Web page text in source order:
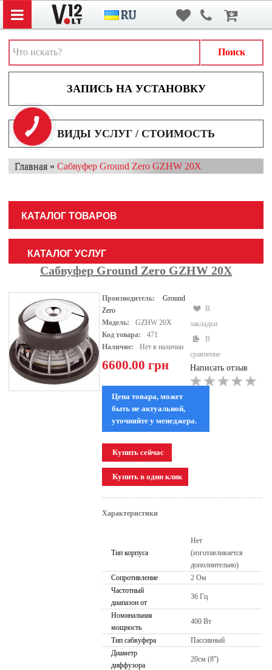
Поиск
ВИДЫ УСЛУГ / СТОИМОСТЬ
Вход/Регистрация
АВТОЗВУК
АКСЕССУАРЫ И ДОПОЛНИТЕЛЬНОЕ ОБОРУДОВАНИЕ
ВИДЕОРЕГИСТРАТОРЫ
МУЛЬТИМЕДИА
НАВИГАТОРЫ
ПАРКОВОЧНЫЕ СИСТЕМЫ
ТОНИРОВАНИЕ / БРОНИРОВАНИЕ
Главная » Сабвуфер Ground Zero GZHW 20X
КАТАЛОГ ТОВАРОВ
КАТАЛОГ УСЛУГ
Сабвуфер Ground Zero GZHW 20X
Производитель:
Ground
Zero
Модель:
GZHW 20X
Код товара:
471
Наличие:
Нет в наличии
6600.00 грн
Цена товара, может
быть не актуальной,
уточняйте у менеджера.
В
закладки
В
сравнение
Написать отзыв
Характеристики
Тип корпуса
Нет
(изготавливается
дополнительно)
Сопротивление
2 Ом
Частотный
диапазон от
36 Гц
Номинальная
мощность
400 Вт
Тип сабвуфера
Пассивный
Диаметр
диффузора
20см (8'')
КНОПКА
ЗВ'ЯЗКУ